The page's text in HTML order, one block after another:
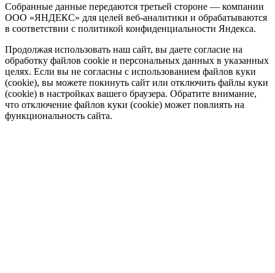
Собранные данные передаются третьей стороне — компании
ООО «ЯНДЕКС» для целей веб-аналитики и обрабатываются
в соответствии с политикой конфиденциальности Яндекса.
Продолжая использовать наш сайт, вы даете согласие на
обработку файлов cookie и персональных данных в указанных
целях. Если вы не согласны с использованием файлов куки
(cookie), вы можете покинуть сайт или отключить файлы куки
(cookie) в настройках вашего браузера. Обратите внимание,
что отключение файлов куки (cookie) может повлиять на
функциональность сайта.